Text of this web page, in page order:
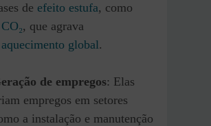
de efeito estufa, como
CO₂, que agrava
aquecimento global.
de empregos: Elas
empregos em setores
a instalação e manutenção